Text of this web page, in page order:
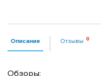
Описание Отзывы
Обзоры: